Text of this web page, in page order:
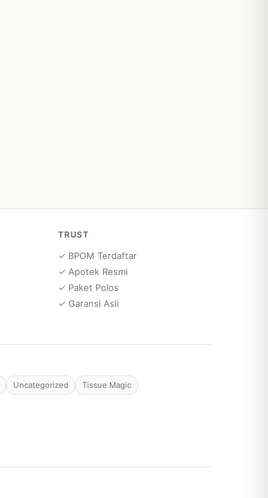
TRUST
✓ BPOM Terdaftar
✓ Apotek Resmi
✓ Paket Polos
✓ Garansi Asli
Uncategorized
Tissue Magic